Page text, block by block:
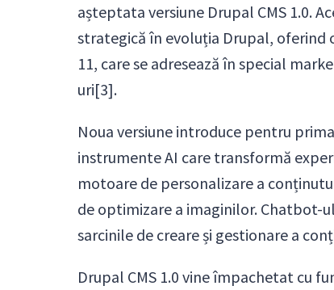
așteptata versiune Drupal CMS 1.0.
strategică în evoluția Drupal,
11, care se adresează în special
uri[3].
Noua versiune introduce pentru
instrumente AI care transformă
motoare de personalizare a
de optimizare a imaginilor. Chatbot-
sarcinile de creare și gestionare a
Drupal CMS 1.0 vine împachetat cu